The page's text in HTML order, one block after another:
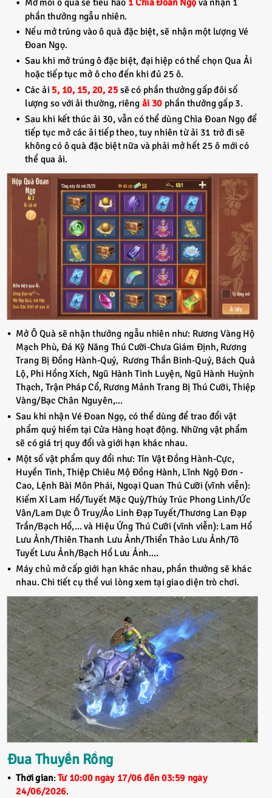
Mở mỗi ô quà sẽ tiêu hao 1 Chìa Đoan Ngọ và nhận 1
phần thưởng ngẫu nhiên.
Nếu mở trúng vào ô quà đặc biệt, sẽ nhận một lượng Vé
Đoan Ngọ.
Sau khi mở trúng ô đặc biệt, đại hiệp có thể chọn Qua Ải
hoặc tiếp tục mở ô cho đến khi đủ 25 ô.
Các ải 5, 10, 15, 20, 25sẽ có phần thưởng gấp đôi số
lượng so với ải thường, riêng ải 30 phần thưởng gấp 3.
Sau khi kết thúc ải 30, vẫn có thể dùng Chìa Đoan Ngọ để
tiếp tục mở các ải tiếp theo, tuy nhiên từ ải 31 trở đi sẽ
không có ô quà đặc biệt nữa và phải mở hết 25 ô mới có
thể qua ải.
Mở Ô Quà sẽ nhận thưởng ngẫu nhiên như: Rương Vàng Hộ
Mạch Phù, Đá Kỹ Năng Thú Cưỡi-Chưa Giám Định, Rương
Trang Bị Đồng Hành-Quý, Rương Thần Binh-Quý, Bách Quả
Lộ, Phi Hồng Xích, Ngũ Hành Tinh Luyện, Ngũ Hành Huỳnh
Thạch, Trận Pháp Cổ, Rương Mảnh Trang Bị Thú Cưỡi, Thiệp
Vàng/Bạc Chân Nguyên,...
Sau khi nhận Vé Đoan Ngọ, có thể dùng để trao đổi vật
phẩm quý hiếm tại Cửa Hàng hoạt động. Những vật phẩm
sẽ có giá trị quy đổi và giới hạn khác nhau.
Một số vật phẩm quy đổi như: Tín Vật Đồng Hành-Cực,
Huyền Tinh, Thiệp Chiêu Mộ Đồng Hành, Lĩnh Ngộ Đơn -
Cao, Lệnh Bài Môn Phái, Ngoại Quan Thú Cưỡi (vĩnh viễn):
Kiếm Xỉ Lam Hổ/Tuyết Mặc Quỳ/Thúy Trúc Phong Linh/Ức
Vân/Lam Dực Ô Truy/Ảo Linh Đạp Tuyết/Thương Lan Đạp
Trần/Bạch Hổ,... và Hiệu Ứng Thú Cưỡi (vĩnh viễn): Lam Hổ
Lưu Ảnh/Thiên Thanh Lưu Ảnh/Thiển Thảo Lưu Ảnh/Tô
Tuyết Lưu Ảnh/Bạch Hổ Lưu Ảnh....
Máy chủ mở cấp giới hạn khác nhau, phần thưởng sẽ khác
nhau. Chi tiết cụ thể vui lòng xem tại giao diện trò chơi.
Đua Thuyền Rồng
Thời gian:Từ 10:00 ngày 17/06 đến 03:59 ngày
24/06/2026.